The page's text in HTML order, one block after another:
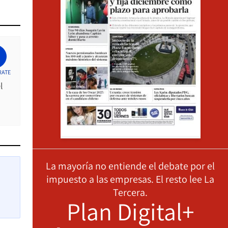
La mayoría no entiende el debate por el
impuesto a las empresas. El resto lee La
Tercera.
Plan Digital+